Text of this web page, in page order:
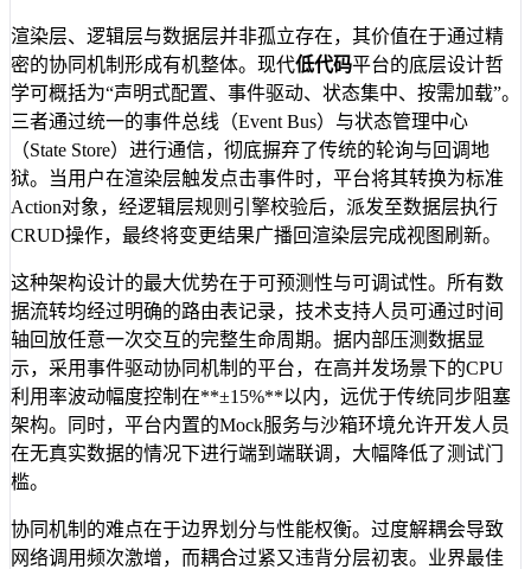
渲染层、逻辑层与数据层并非孤立存在，其价值在于通过精
密的协同机制形成有机整体。现代低代码平台的底层设计哲
学可概括为“声明式配置、事件驱动、状态集中、按需加载”。
三者通过统一的事件总线（Event Bus）与状态管理中心
（State Store）进行通信，彻底摒弃了传统的轮询与回调地
狱。当用户在渲染层触发点击事件时，平台将其转换为标准
Action对象，经逻辑层规则引擎校验后，派发至数据层执行
CRUD操作，最终将变更结果广播回渲染层完成视图刷新。
这种架构设计的最大优势在于可预测性与可调试性。所有数
据流转均经过明确的路由表记录，技术支持人员可通过时间
轴回放任意一次交互的完整生命周期。据内部压测数据显
示，采用事件驱动协同机制的平台，在高并发场景下的CPU
利用率波动幅度控制在**±15%**以内，远优于传统同步阻塞
架构。同时，平台内置的Mock服务与沙箱环境允许开发人员
在无真实数据的情况下进行端到端联调，大幅降低了测试门
槛。
协同机制的难点在于边界划分与性能权衡。过度解耦会导致
网络调用频次激增，而耦合过紧又违背分层初衷。业界最佳